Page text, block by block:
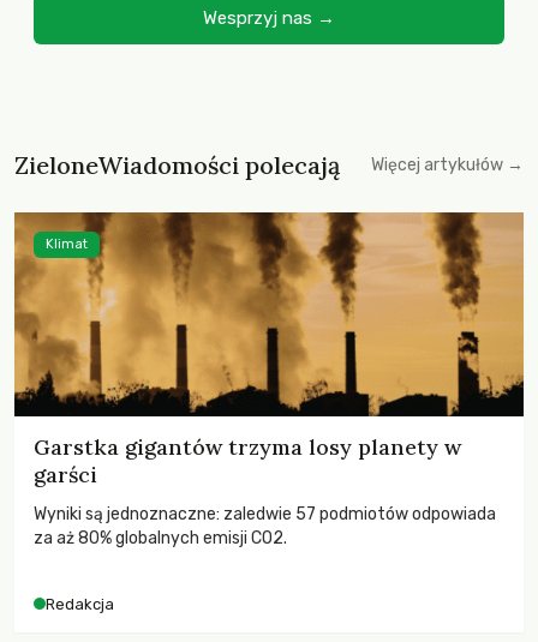
Wesprzyj nas →
ZieloneWiadomości polecają Więcej artykułów →
Garstka gigantów trzyma losy planety w
garści
Wyniki są jednoznaczne: zaledwie 57 podmiotów odpowiada
za aż 80% globalnych emisji CO2.
Redakcja
Klimat